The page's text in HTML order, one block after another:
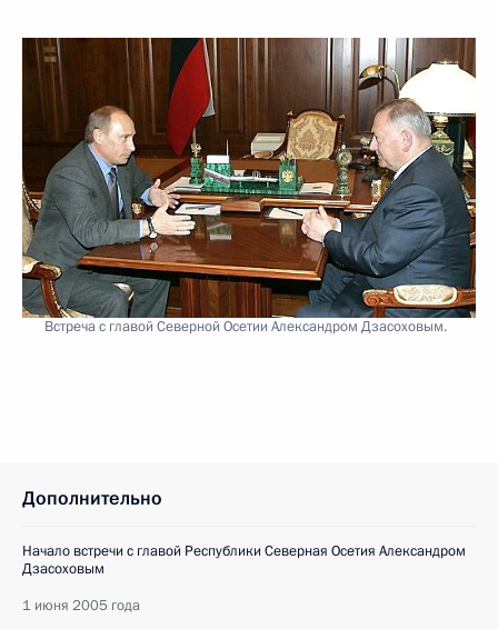
Встреча с главой Северной Осетии Александром Дзасоховым.
Дополнительно
Начало встречи с главой Республики Северная Осетия Александром
Дзасоховым
1 июня 2005 года